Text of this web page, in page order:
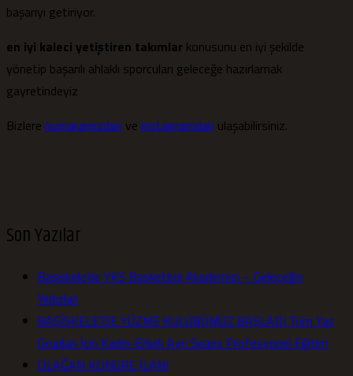
başarıyı getiriyor.
en iyi kaleci yetiştiren takımlar konusunu en iyi şekilde
yönetip başarılı ahlaklı sporcuları geleceğe hazırlamak
gayretindeyiz
Bizlere numaramızdan ve instagramdan ulaşabilirsiniz.
Son Yazılar
Başiskele’de YKS Basketbol Akademisi – Geleceğin
Yıldızları
BAŞİSKELE’DE YÜZME KULÜBÜMÜZ BAŞLADI Tüm Yaş
Grupları İçin Kadın-Erkek Ayrı Seans Profesyonel Eğitim
OLAĞAN KONGRE İLANI